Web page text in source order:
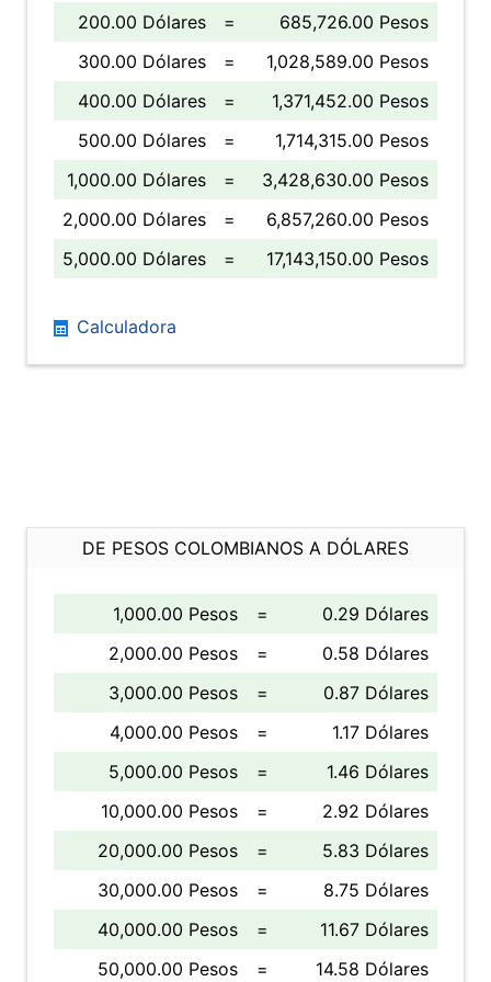
200.00 Dólares =
685,726.00 Pesos
300.00 Dólares
=
1,028,589.00 Pesos
400.00 Dólares
=
1,371,452.00 Pesos
500.00 Dólares
=
1,714,315.00 Pesos
1,000.00 Dólares
=
3,428,630.00 Pesos
2,000.00 Dólares
=
6,857,260.00 Pesos
5,000.00 Dólares
= 17,143,150.00 Pesos
Calculadora
DE PESOS COLOMBIANOS A DÓLARES
1,000.00 Pesos =
0.29 Dólares
2,000.00 Pesos
=
0.58 Dólares
3,000.00 Pesos
=
0.87 Dólares
4,000.00 Pesos
=
1.17 Dólares
5,000.00 Pesos
=
1.46 Dólares
10,000.00 Pesos
=
2.92 Dólares
20,000.00 Pesos
=
5.83 Dólares
30,000.00 Pesos
=
8.75 Dólares
40,000.00 Pesos
=
11.67 Dólares
50,000.00 Pesos
= 14.58 Dólares